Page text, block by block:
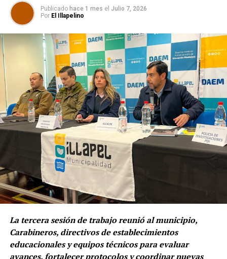
Publicado hace 1 mes el Julio 7, 2026
Por El Illapelino
La tercera sesión de trabajo reunió al municipio,
Carabineros, directivos de establecimientos
educacionales y equipos técnicos para evaluar
avances, fortalecer protocolos y coordinar nuevas